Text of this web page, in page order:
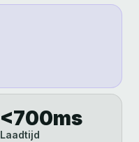
<700ms
Laadtijd